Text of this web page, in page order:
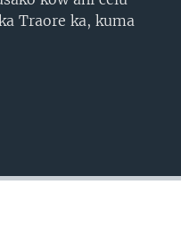
Traore ka, kuma